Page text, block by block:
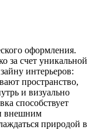
оформления.
за счет уникальной
интерьеров:
пространство,
и визуально
способствует
внешним
природой в